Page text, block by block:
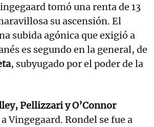
tomó una renta de 13
su ascensión. El
subida agónica que exigió a
es segundo en la general, de
, subyugado por el poder de la
Pellizzari y O’Connor
Vingegaard. Rondel se fue a